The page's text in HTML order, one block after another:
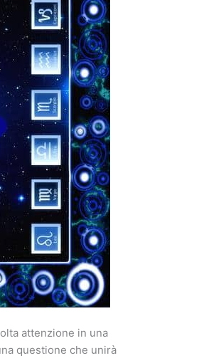
attenzione in una
questione che unirà